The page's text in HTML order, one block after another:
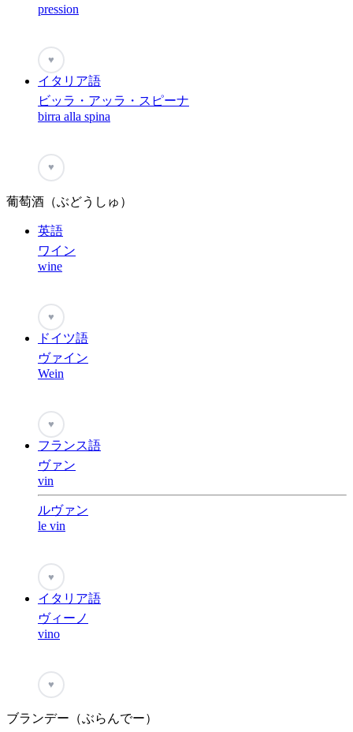
pression
♥
イタリア語
ビッラ・アッラ・スピーナ
birra alla spina
♥
葡萄酒（ぶどうしゅ）
英語
ワイン
wine
♥
ドイツ語
ヴァイン
Wein
♥
フランス語
ヴァン
vin
ルヴァン
le vin
♥
イタリア語
ヴィーノ
vino
♥
ブランデー（ぶらんでー）